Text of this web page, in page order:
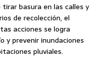
basura en las calles y
de recolección, el
acciones se logra
y prevenir inundaciones
pluviales.